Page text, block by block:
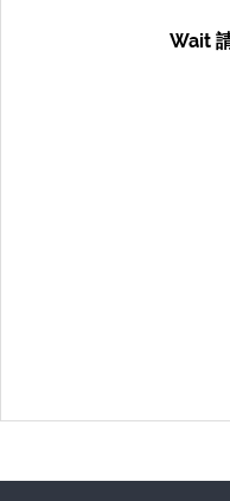
Wait